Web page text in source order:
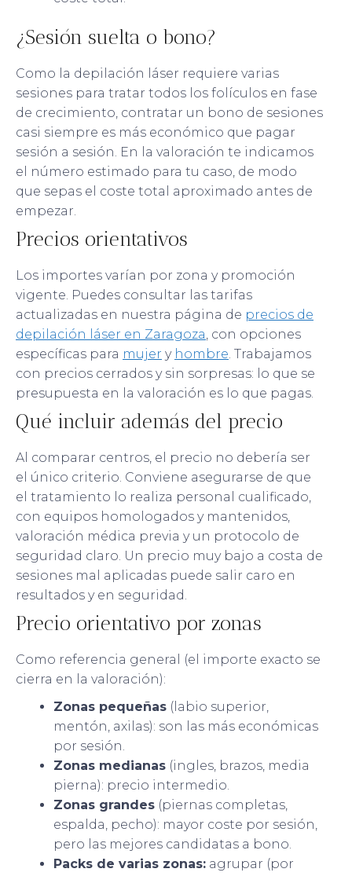
¿Sesión suelta o bono?
Como la depilación láser requiere varias
sesiones para tratar todos los folículos en fase
de crecimiento, contratar un bono de sesiones
casi siempre es más económico que pagar
sesión a sesión. En la valoración te indicamos
el número estimado para tu caso, de modo
que sepas el coste total aproximado antes de
empezar.
Precios orientativos
Los importes varían por zona y promoción
vigente. Puedes consultar las tarifas
actualizadas en nuestra página de precios de
depilación láser en Zaragoza , con opciones
específicas para mujer y hombre . Trabajamos
con precios cerrados y sin sorpresas: lo que se
presupuesta en la valoración es lo que pagas.
Qué incluir además del precio
Al comparar centros, el precio no debería ser
el único criterio. Conviene asegurarse de que
el tratamiento lo realiza personal cualificado,
con equipos homologados y mantenidos,
valoración médica previa y un protocolo de
seguridad claro. Un precio muy bajo a costa de
sesiones mal aplicadas puede salir caro en
resultados y en seguridad.
Precio orientativo por zonas
Como referencia general (el importe exacto se
cierra en la valoración):
Zonas pequeñas (labio superior,
mentón, axilas): son las más económicas
por sesión.
Zonas medianas (ingles, brazos, media
pierna): precio intermedio.
Zonas grandes (piernas completas,
espalda, pecho): mayor coste por sesión,
pero las mejores candidatas a bono.
Packs de varias zonas: agrupar (por